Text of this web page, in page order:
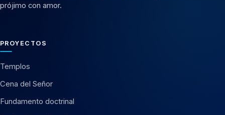
prójimo con amor.
PROYECTOS
Templos
Cena del Señor
Fundamento doctrinal